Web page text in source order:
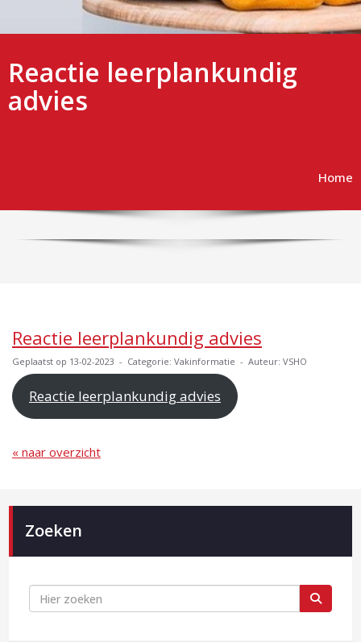
Reactie leerplankundig
advies
Home
Reactie leerplankundig advies
Geplaatst op 13-02-2023 - Categorie: Vakinformatie - Auteur: VSHO
Reactie leerplankundig advies
« naar overzicht
Zoeken